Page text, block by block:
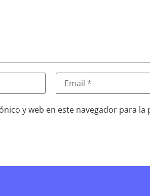
y web en este navegador para la